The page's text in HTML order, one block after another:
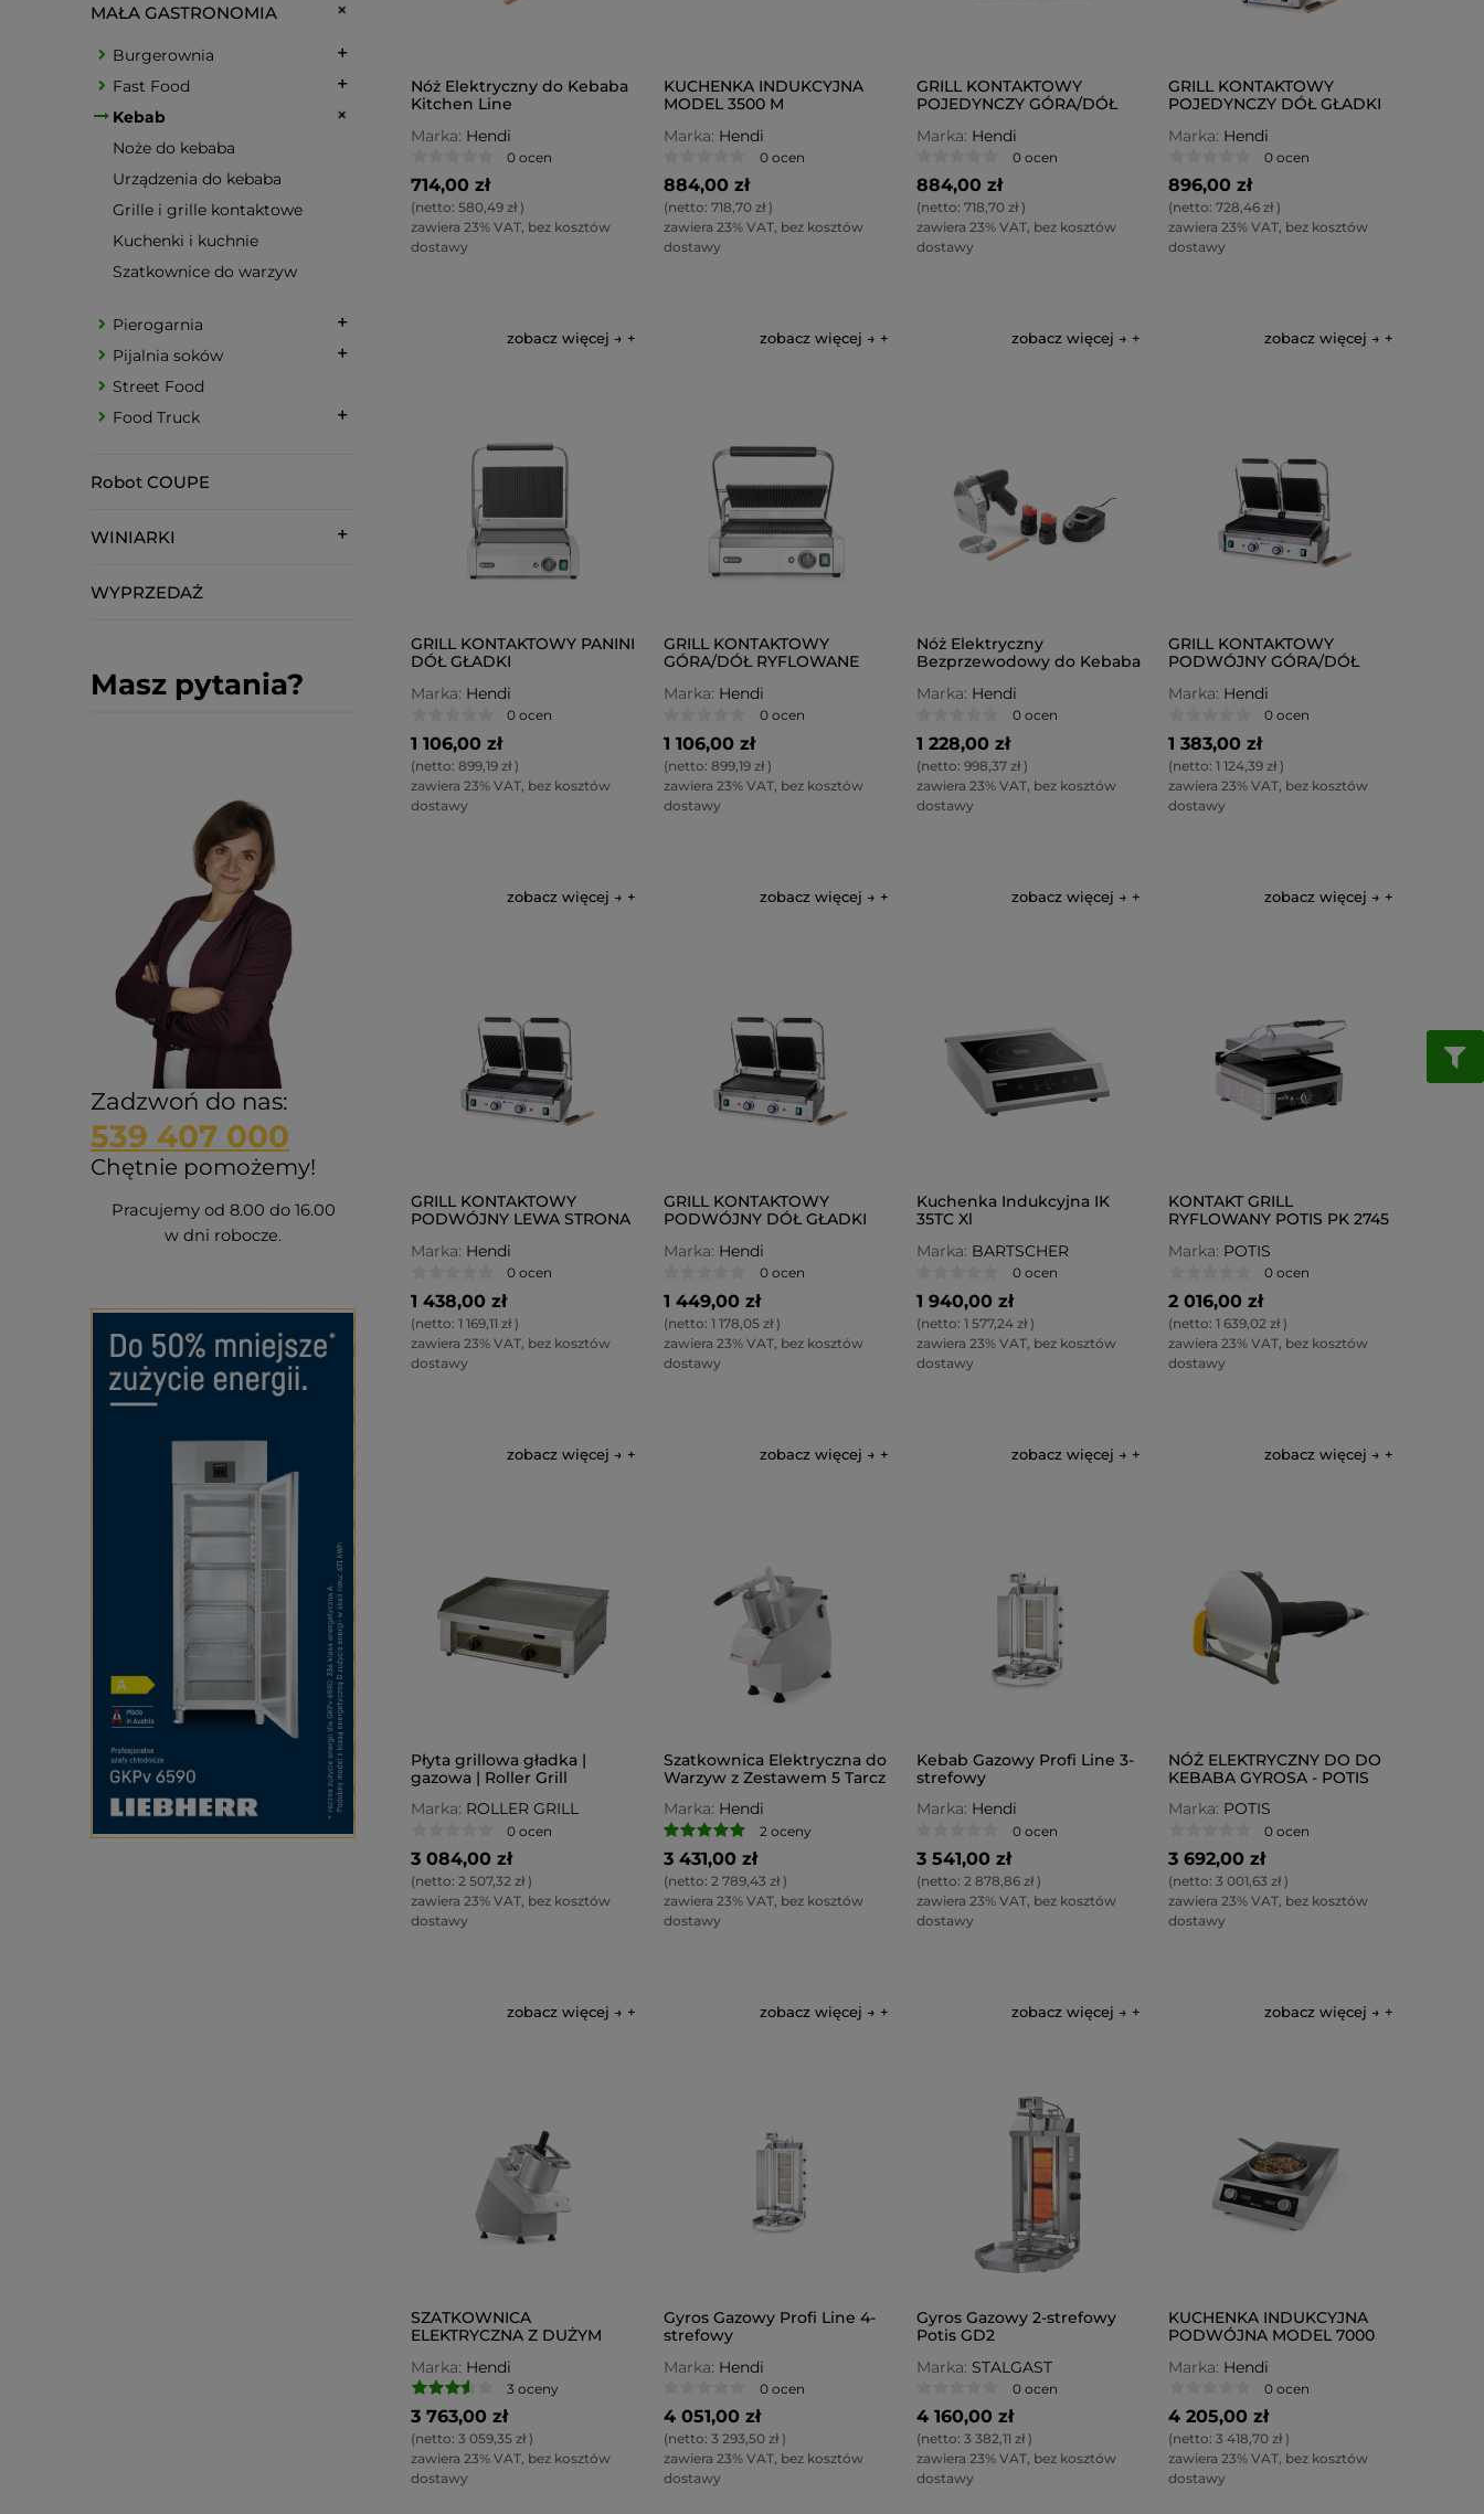
MAŁA GASTRONOMIA
Burgerownia
Fast Food
Kebab
Noże do kebaba
Urządzenia do kebaba
Grille i grille kontaktowe
Kuchenki i kuchnie
Szatkownice do warzyw
Pierogarnia
Pijalnia soków
Street Food
Food Truck
Robot COUPE
WINIARKI
WYPRZEDAŻ
Masz pytania?
Zadzwoń do nas:
539 407 000
Chętnie pomożemy!
Pracujemy od 8.00 do 16.00
w dni robocze.
Nóż Elektryczny do Kebaba
Kitchen Line
Marka: Hendi
0 ocen
714,00 zł
(netto: 580,49 zł)
zawiera 23% VAT, bez kosztów
dostawy
zobacz więcej →
KUCHENKA INDUKCYJNA
MODEL 3500 M
Marka: Hendi
0 ocen
884,00 zł
(netto: 718,70 zł)
zawiera 23% VAT, bez kosztów
dostawy
zobacz więcej →
GRILL KONTAKTOWY
POJEDYNCZY GÓRA/DÓŁ
Marka: Hendi
0 ocen
884,00 zł
(netto: 718,70 zł)
zawiera 23% VAT, bez kosztów
dostawy
zobacz więcej →
GRILL KONTAKTOWY
POJEDYNCZY DÓŁ GŁADKI
Marka: Hendi
0 ocen
896,00 zł
(netto:728,46 zł)
zawiera 23% VAT, bez kosztów
dostawy
zobacz więcej →
GRILL KONTAKTOWY PANINI
DÓŁ GŁADKI
Marka: Hendi
0 ocen
1 106,00 zł
(netto: 899,19 zł)
zawiera 23% VAT, bez kosztów
dostawy
zobacz więcej →
GRILL KONTAKTOWY
GÓRA/DÓŁ RYFLOWANE
Marka: Hendi
0 ocen
1 106,00 zł
(netto: 899,19 zł)
zawiera 23% VAT, bez kosztów
dostawy
zobacz więcej →
Nóż Elektryczny
Bezprzewodowy do Kebaba
Marka: Hendi
0 ocen
1 228,00 zł
(netto: 998,37 zł)
zawiera 23% VAT, bez kosztów
dostawy
zobacz więcej →
GRILL KONTAKTOWY
PODWÓJNY GÓRA/DÓŁ
Marka: Hendi
0 ocen
1 383,00 zł
(netto:1 124,39 zł)
zawiera 23% VAT, bez kosztów
dostawy
zobacz więcej →
GRILL KONTAKTOWY
PODWÓJNY LEWA STRONA
Marka: Hendi
0 ocen
1 438,00 zł
(netto: 1 169,11 zł)
zawiera 23% VAT, bez kosztów
dostawy
zobacz więcej →
GRILL KONTAKTOWY
PODWÓJNY DÓŁ GŁADKI
Marka: Hendi
0 ocen
1 449,00 zł
(netto: 1 178,05 zł)
zawiera 23% VAT, bez kosztów
dostawy
zobacz więcej →
Kuchenka Indukcyjna IK
35TC Xl
Marka: BARTSCHER
0 ocen
1 940,00 zł
(netto: 1 577,24 zł)
zawiera 23% VAT, bez kosztów
dostawy
zobacz więcej →
KONTAKT GRILL
RYFLOWANY POTIS PK 2745
Marka: POTIS
0 ocen
2 016,00 zł
(netto:1 639,02 zł)
zawiera 23% VAT, bez kosztów
dostawy
zobacz więcej →
Płyta grillowa gładka |
gazowa | Roller Grill
Marka: ROLLER GRILL
0 ocen
3 084,00 zł
(netto: 2 507,32 zł)
zawiera 23% VAT, bez kosztów
dostawy
zobacz więcej →
Szatkownica Elektryczna do
Warzyw z Zestawem 5 Tarcz
Marka: Hendi
2 oceny
3 431,00 zł
(netto: 2 789,43 zł)
zawiera 23% VAT, bez kosztów
dostawy
zobacz więcej →
Kebab Gazowy Profi Line 3-
strefowy
Marka: Hendi
0 ocen
3 541,00 zł
(netto: 2 878,86 zł)
zawiera 23% VAT, bez kosztów
dostawy
zobacz więcej →
NÓŻ ELEKTRYCZNY DO DO
KEBABA GYROSA - POTIS
Marka: POTIS
0 ocen
3 692,00 zł
(netto:3 001,63 zł)
zawiera 23% VAT, bez kosztów
dostawy
zobacz więcej →
SZATKOWNICA
ELEKTRYCZNA Z DUŻYM
Marka: Hendi
3 oceny
3 763,00 zł
(netto: 3 059,35 zł)
zawiera 23% VAT, bez kosztów
dostawy
Gyros Gazowy Profi Line 4-
strefowy
Marka: Hendi
0 ocen
4 051,00 zł
(netto: 3 293,50 zł)
zawiera 23% VAT, bez kosztów
dostawy
Gyros Gazowy 2-strefowy
Potis GD2
Marka: STALGAST
0 ocen
4 160,00 zł
(netto: 3 382,11 zł)
zawiera 23% VAT, bez kosztów
dostawy
KUCHENKA INDUKCYJNA
PODWÓJNA MODEL 7000
Marka: Hendi
0 ocen
4 205,00 zł
(netto:3 418,70 zł)
zawiera 23% VAT, bez kosztów
dostawy